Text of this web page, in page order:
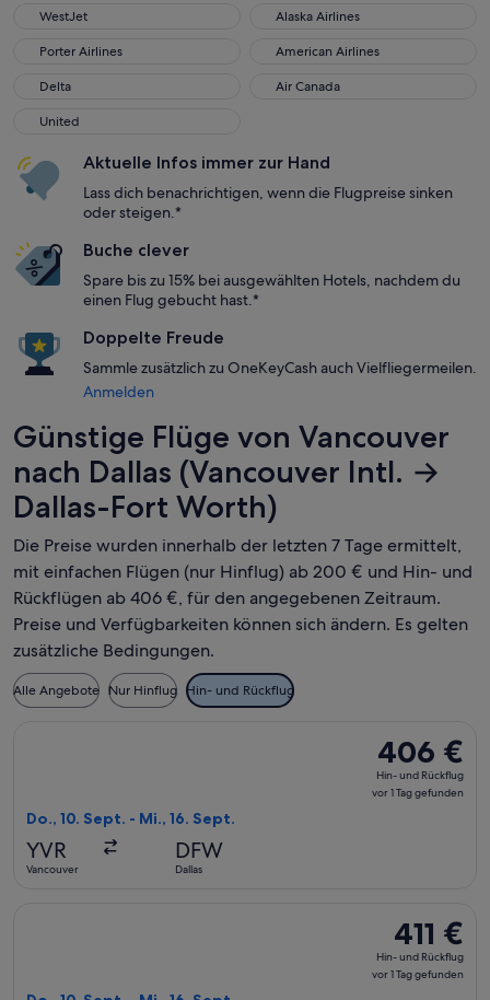
WestJet
WestJet Alaska Airlines
Alaska Airlines
Porter Airlines
Porter Airlines American Airlines
American Airlines
Delta
Delta Air Canada
Air Canada
United
United
Aktuelle Infos immer zur Hand
Lass dich benachrichtigen, wenn die Flugpreise sinken
oder steigen.*
Buche clever
Spare bis zu 15% bei ausgewählten Hotels, nachdem du
einen Flug gebucht hast.*
Doppelte Freude
Sammle zusätzlich zu OneKeyCash auch Vielfliegermeilen.
Anmelden
Günstige Flüge von Vancouver
nach Dallas (Vancouver Intl. →
Dallas-Fort Worth)
Die Preise wurden innerhalb der letzten 7 Tage ermittelt,
mit einfachen Flügen (nur Hinflug) ab 200 € und Hin- und
Rückflügen ab 406 €, für den angegebenen Zeitraum.
Preise und Verfügbarkeiten können sich ändern. Es gelten
zusätzliche Bedingungen.
Alle Angebote Nur Hinflug Hin- und Rückflug
406 €
Hin-
und
406 €
Hin- und Rückflug
vor 1 Tag gefunden
Do., 10. Sept. - Mi., 16. Sept.
YVR
Vancouver
DFW
Dallas
411 €
Hin-
und
411 €
Hin- und Rückflug
vor 1 Tag gefunden